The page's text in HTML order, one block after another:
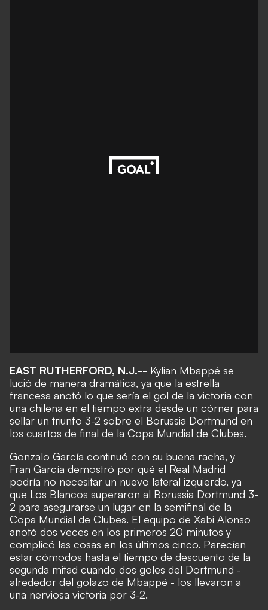
EAST RUTHERFORD, N.J.-- Kylian Mbappé se
lució de manera dramática, ya que la estrella
francesa anotó lo que sería el gol de la victoria con
una chilena en el tiempo extra desde un córner para
sellar un triunfo 3-2 sobre el Borussia Dortmund en
los cuartos de final de la Copa Mundial de Clubes.
Gonzalo García continuó con su buena racha, y
Fran García demostró por qué el Real Madrid
podría no necesitar un nuevo lateral izquierdo, ya
que Los Blancos superaron al Borussia Dortmund 3-
2 para asegurarse un lugar en la semifinal de la
Copa Mundial de Clubes. El equipo de Xabi Alonso
anotó dos veces en los primeros 20 minutos y
complicó las cosas en los últimos cinco. Parecían
estar cómodos hasta el tiempo de descuento de la
segunda mitad cuando dos goles del Dortmund -
alrededor del golazo de Mbappé - los llevaron a
una nerviosa victoria por 3-2.